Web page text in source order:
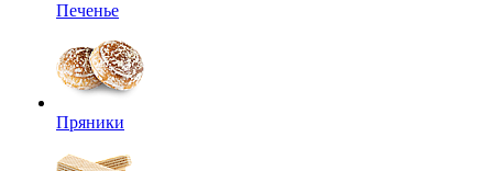
Печенье
Пряники